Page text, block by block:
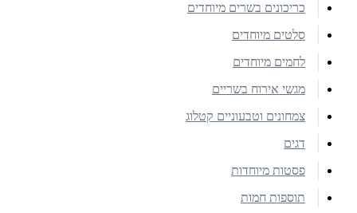
כריכונים בשרים מיוחדים
סלטים מיוחדים
לחמים מיוחדים
מגשי אירוח בשריים
צמחונים וטבעוניים קטלוג
דגים
פסטות מיוחדות
תוספות חמות